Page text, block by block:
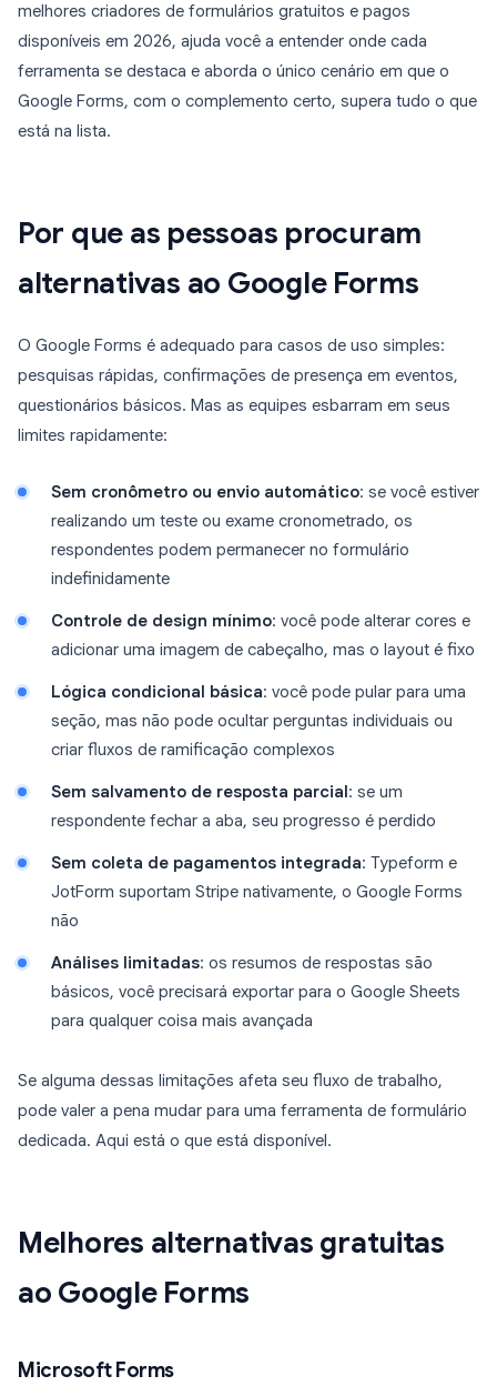
melhores criadores de formulários gratuitos e pagos
disponíveis em 2026, ajuda você a entender onde cada
ferramenta se destaca e aborda o único cenário em que o
Google Forms, com o complemento certo, supera tudo o que
está na lista.
Por que as pessoas procuram
alternativas ao Google Forms
O Google Forms é adequado para casos de uso simples:
pesquisas rápidas, confirmações de presença em eventos,
questionários básicos. Mas as equipes esbarram em seus
limites rapidamente:
Sem cronômetro ou envio automático: se você estiver
realizando um teste ou exame cronometrado, os
respondentes podem permanecer no formulário
indefinidamente
Controle de design mínimo: você pode alterar cores e
adicionar uma imagem de cabeçalho, mas o layout é fixo
Lógica condicional básica: você pode pular para uma
seção, mas não pode ocultar perguntas individuais ou
criar fluxos de ramificação complexos
Sem salvamento de resposta parcial : se um
respondente fechar a aba, seu progresso é perdido
Sem coleta de pagamentos integrada: Typeform e
JotForm suportam Stripe nativamente, o Google Forms
não
Análises limitadas: os resumos de respostas são
básicos, você precisará exportar para o Google Sheets
para qualquer coisa mais avançada
Se alguma dessas limitações afeta seu fluxo de trabalho,
pode valer a pena mudar para uma ferramenta de formulário
dedicada. Aqui está o que está disponível.
Melhores alternativas gratuitas
ao Google Forms
Microsoft Forms